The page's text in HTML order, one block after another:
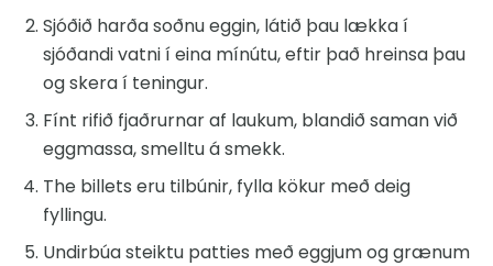
Sjóðið harða soðnu eggin, látið þau lækka í
sjóðandi vatni í eina mínútu, eftir það hreinsa þau
og skera í teningur.
Fínt rifið fjaðrurnar af laukum, blandið saman við
eggmassa, smelltu á smekk.
The billets eru tilbúnir, fylla kökur með deig
fyllingu.
Undirbúa steiktu patties með eggjum og grænum